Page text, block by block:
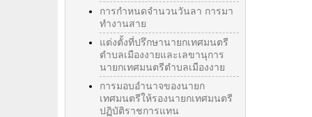
การกำหนดจำนวนวันลา การมา
ทำงานสาย
แต่งตั้งที่ปรึกษานายกเทศมนตรี
ตำบลเมืองงายและเลขานุการ
นายกเทศมนตรีตำบลเมืองงาย
การมอบอำนาจของนายก
เทศมนตรีให้รองนายกเทศมนตรี
ปฏิบัติราชการแทน